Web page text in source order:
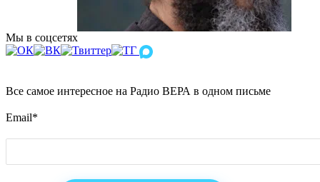
Мы в соцсетях
Все самое интересное на Радио ВЕРА в одном письме
Email*